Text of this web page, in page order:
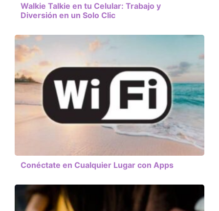
Walkie Talkie en tu Celular: Trabajo y
Diversión en un Solo Clic
Conéctate en Cualquier Lugar con Apps